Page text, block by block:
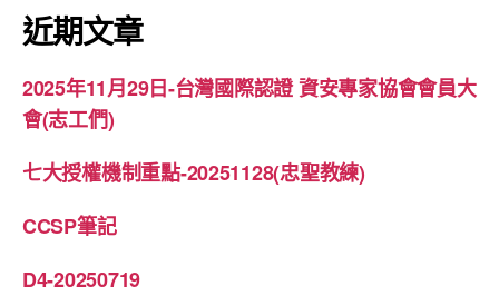
鍵
字:
近期文章
2025年11月29日-台灣國際認證 資安專家協會會員大
會(志工們)
七大授權機制重點-20251128(忠聖教練)
CCSP筆記
D4-20250719